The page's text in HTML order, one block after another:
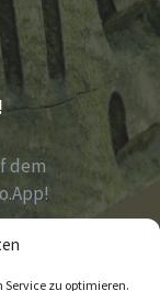
Service zu optimieren.
dem